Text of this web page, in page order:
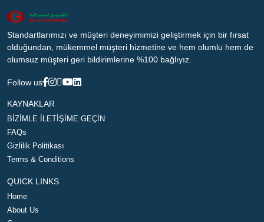
Standartlarımızı ve müşteri deneyimimizi geliştirmek için bir fırsat
olduğundan, mükemmel müşteri hizmetine ve hem olumlu hem de
olumsuz müşteri geri bildirimlerine %100 bağlıyız.
Follow us
KAYNAKLAR
BİZİMLE İLETİŞİME GEÇİN
FAQs
Gizlilik Politikası
Terms & Conditions
QUICK LINKS
Home
About Us